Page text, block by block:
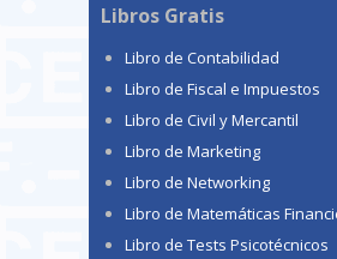
Libros Gratis
Libro de Contabilidad
Libro de Fiscal e Impuestos
Libro de Civil y Mercantil
Libro de Marketing
Libro de Networking
Libro de Matemáticas
Libro de Tests Psicotécnicos